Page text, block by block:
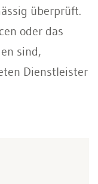
überprüft.
oder das
sind,
Dienstleister